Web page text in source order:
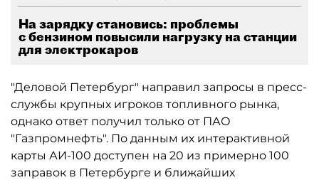
На зарядку становись: проблемы
с бензином повысили нагрузку на станции
для электрокаров
"Деловой Петербург" направил запросы в пресс-
службы крупных игроков топливного рынка,
однако ответ получил только от ПАО
"Газпромнефть". По данным их интерактивной
карты АИ-100 доступен на 20 из примерно 100
заправок в Петербурге и ближайших